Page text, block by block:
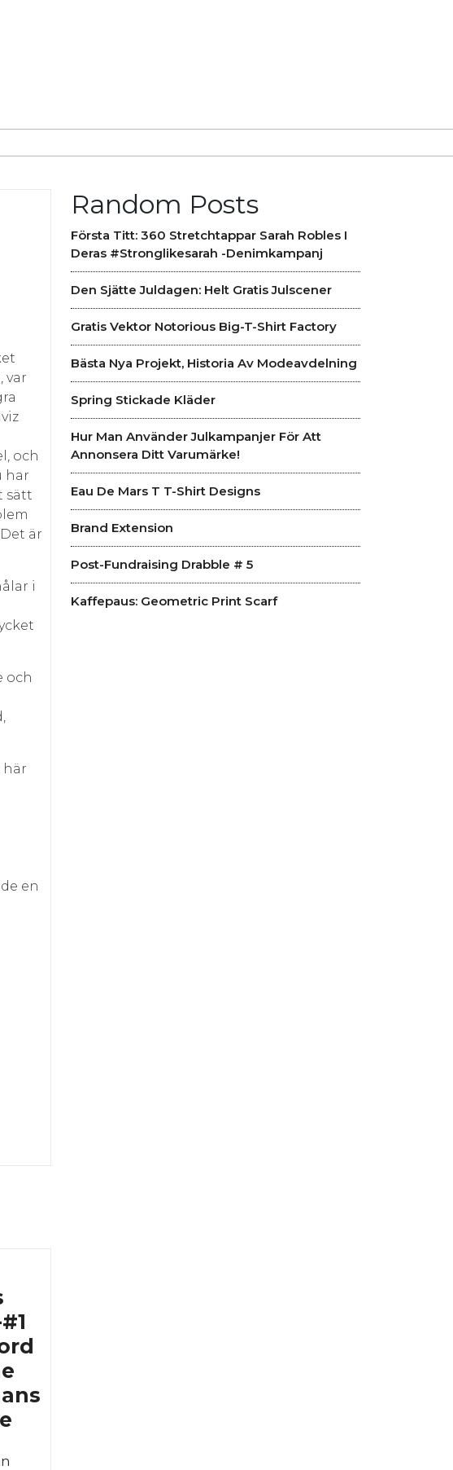
var
och
har
sätt
är
i
och
här
en
Random Posts
Första Titt: 360 Stretchtappar Sarah Robles I
Deras #stronglikesarah -denimkampanj
Den Sjätte Juldagen: Helt Gratis Julscener
Gratis Vektor Notorious Big-T-Shirt Factory
Bästa Nya Projekt, Historia Av Modeavdelning
Spring Stickade Kläder
Hur Man Använder Julkampanjer För Att
Annonsera Ditt Varumärke!
Eau De Mars T T-Shirt Designs
Brand Extension
Post-Fundraising Drabble # 5
Kaffepaus: Geometric Print Scarf